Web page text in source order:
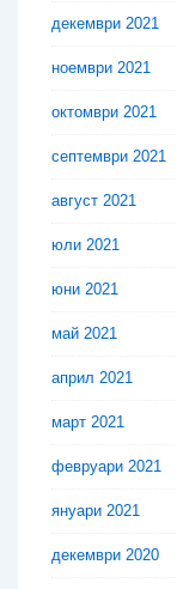
декември 2021
ноември 2021
октомври 2021
септември 2021
август 2021
юли 2021
юни 2021
май 2021
април 2021
март 2021
февруари 2021
януари 2021
декември 2020